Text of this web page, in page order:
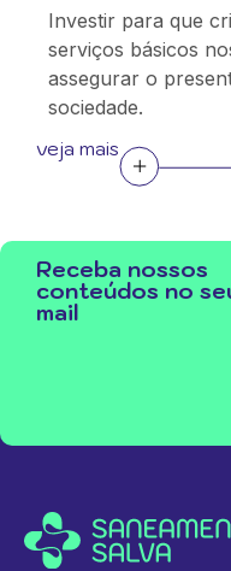
Investir para que
serviços básicos
assegurar o
sociedade.
veja mais
Receba nossos
conteúdos no
mail